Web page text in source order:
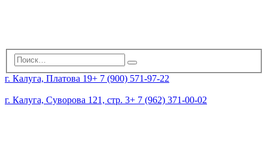
г. Калуга, Платова 19+ 7 (900) 571-97-22
г. Калуга, Суворова 121, стр. 3+ 7 (962) 371-00-02